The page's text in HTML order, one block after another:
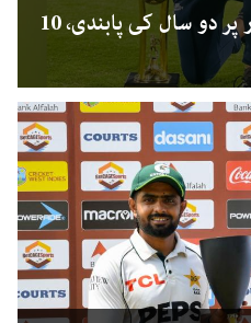
ڈومیسٹک کرکٹر حمزہ نذر پر دو سال کی پابندی، 10